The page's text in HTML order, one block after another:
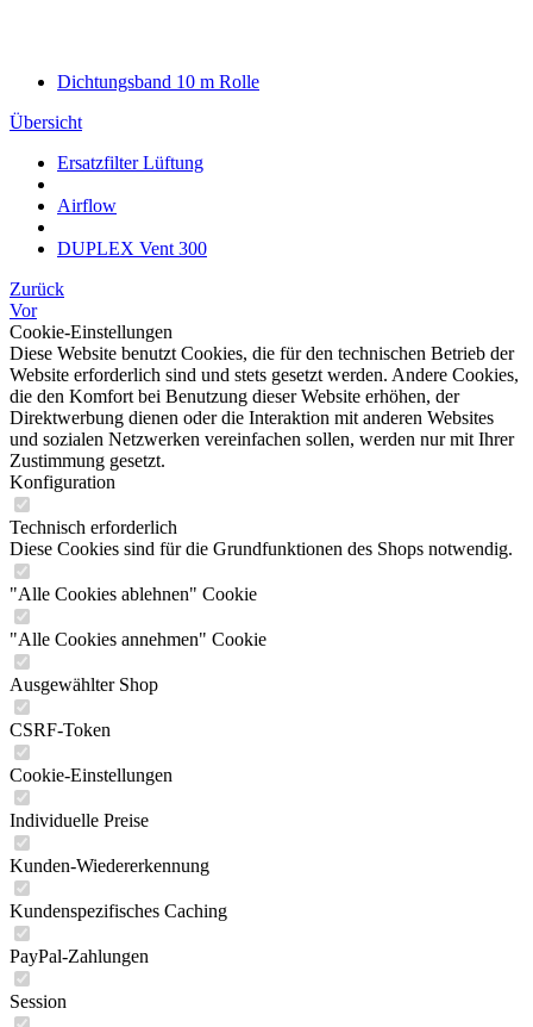
Dichtungsband 10 m Rolle
Übersicht
Ersatzfilter Lüftung
Airflow
DUPLEX Vent 300
Zurück
Vor
Cookie-Einstellungen
Diese Website benutzt Cookies, die für den technischen Betrieb der
Website erforderlich sind und stets gesetzt werden. Andere Cookies,
die den Komfort bei Benutzung dieser Website erhöhen, der
Direktwerbung dienen oder die Interaktion mit anderen Websites
und sozialen Netzwerken vereinfachen sollen, werden nur mit Ihrer
Zustimmung gesetzt.
Konfiguration
Technisch erforderlich
Diese Cookies sind für die Grundfunktionen des Shops notwendig.
"Alle Cookies ablehnen" Cookie
"Alle Cookies annehmen" Cookie
Ausgewählter Shop
CSRF-Token
Cookie-Einstellungen
Individuelle Preise
Kunden-Wiedererkennung
Kundenspezifisches Caching
PayPal-Zahlungen
Session